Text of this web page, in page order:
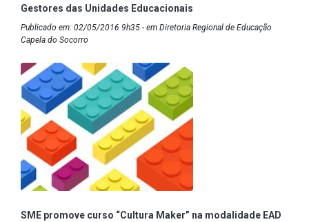
Gestores das Unidades Educacionais
Publicado em: 02/05/2016 9h35 - em Diretoria Regional de Educação
Capela do Socorro
SME promove curso “Cultura Maker” na modalidade EAD